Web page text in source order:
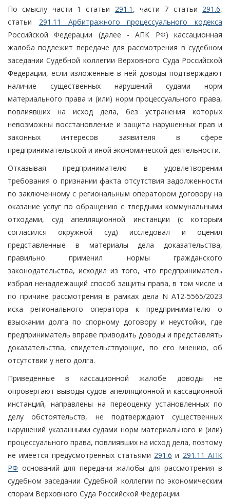
По смыслу части 1 статьи 291.1 , части 7 статьи 291.6,
статьи 291.11 Арбитражного процессуального кодекса
Российской Федерации (далее - АПК РФ) кассационная
жалоба подлежит передаче для рассмотрения в судебном
заседании Судебной коллегии Верховного Суда Российской
Федерации, если изложенные в ней доводы подтверждают
наличие существенных нарушений судами норм
материального права и (или) норм процессуального права,
повлиявших на исход дела, без устранения которых
невозможны восстановление и защита нарушенных прав и
законных интересов заявителя в сфере
предпринимательской и иной экономической деятельности.
Отказывая предпринимателю в удовлетворении
требования о признании факта отсутствия задолженности
по заключенному с региональным оператором договору на
оказание услуг по обращению с твердыми коммунальными
отходами, суд апелляционной инстанции (с которым
согласился окружной суд) исследовал и оценил
представленные в материалы дела доказательства,
правильно применил нормы гражданского
законодательства, исходил из того, что предприниматель
избрал ненадлежащий способ защиты права, в том числе и
по причине рассмотрения в рамках дела N А12-5565/2023
иска регионального оператора к предпринимателю о
взыскании долга по спорному договору и неустойки, где
предприниматель вправе приводить доводы и представлять
доказательства, свидетельствующие, по его мнению, об
отсутствии у него долга.
Приведенные в кассационной жалобе доводы не
опровергают выводы судов апелляционной и кассационной
инстанций, направлены на переоценку установленных по
делу обстоятельств, не подтверждают существенных
нарушений указанными судами норм материального и (или)
процессуального права, повлиявших на исход дела, поэтому
не имеется предусмотренных статьями 291.6 и 291.11 АПК
РФ оснований для передачи жалобы для рассмотрения в
судебном заседании Судебной коллегии по экономическим
спорам Верховного Суда Российской Федерации.